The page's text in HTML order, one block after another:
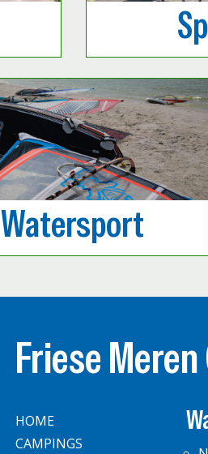
Watersport
Friese
HOME
CAMPINGS